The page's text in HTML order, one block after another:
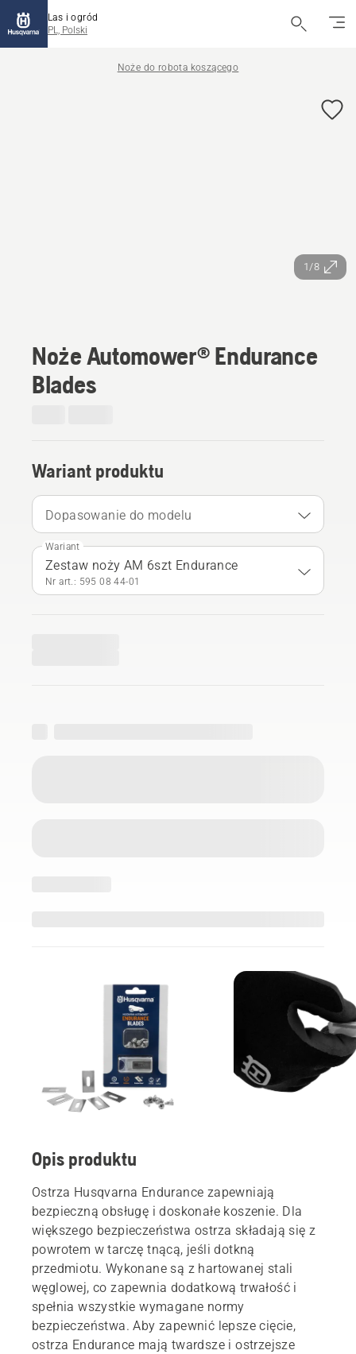
Las i ogród
PL, Polski
Noże do robota koszącego
1/8
Noże Automower® Endurance
Blades
Wariant produktu
Dopasowanie do modelu
Wariant
Zestaw noży AM 6szt Endurance
Nr art.: 595 08 44‑01
Opis produktu
Ostrza Husqvarna Endurance zapewniają
bezpieczną obsługę i doskonałe koszenie. Dla
większego bezpieczeństwa ostrza składają się z
powrotem w tarczę tnącą, jeśli dotkną
przedmiotu. Wykonane są z hartowanej stali
węglowej, co zapewnia dodatkową trwałość i
spełnia wszystkie wymagane normy
bezpieczeństwa. Aby zapewnić lepsze cięcie,
ostrza Endurance mają twardsze i ostrzejsze